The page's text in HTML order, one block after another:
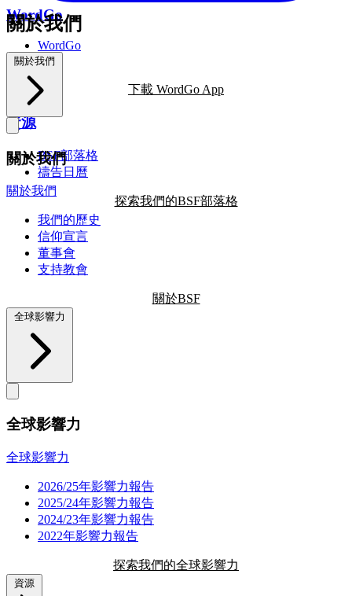
WordGo
WordGo
課程
下載 WordGo App
資源
BSF部落格
禱告日曆
探索我們的BSF部落格
關於我們
關於我們
關於我們
關於我們
我們的歷史
信仰宣言
董事會
支持教會
關於BSF
全球影響力
全球影響力
全球影響力
2026/25年影響力報告
2025/24年影響力報告
2024/23年影響力報告
2022年影響力報告
探索我們的全球影響力
資源